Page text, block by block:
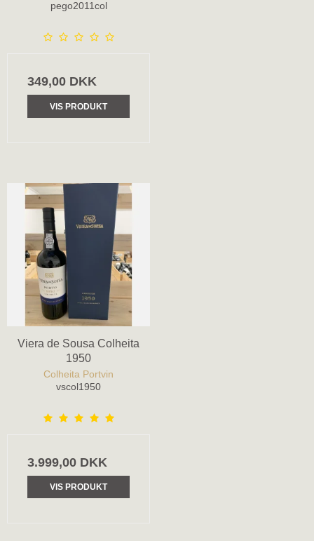
pego2011col
349,00 DKK
VIS PRODUKT
Viera de Sousa Colheita
1950
Colheita Portvin
vscol1950
3.999,00 DKK
VIS PRODUKT